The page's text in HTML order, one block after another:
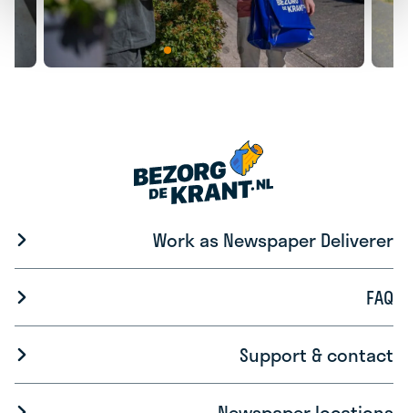
Work as Newspaper Deliverer
FAQ
Support & contact